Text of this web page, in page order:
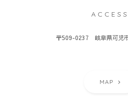
ACCESS
〒509-0237 岐阜県可児
MAP